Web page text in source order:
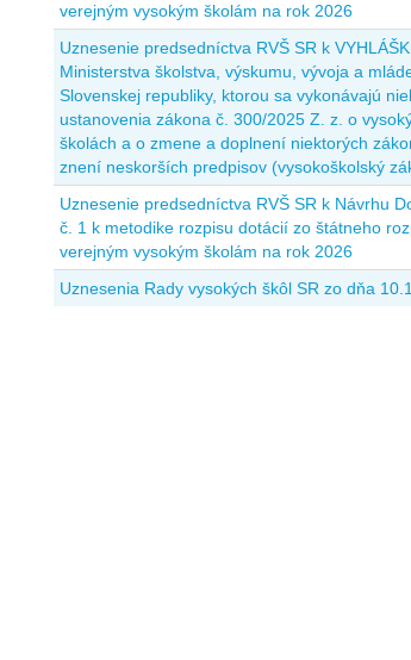
verejným vysokým školám na rok 2026
Uznesenie predsedníctva RVŠ SR k
Ministerstva školstva, výskumu, vývoja a
Slovenskej republiky, ktorou sa vykonávajú
ustanovenia zákona č. 300/2025 Z. z. o
školách a o zmene a doplnení niektorých
znení neskorších predpisov (vysokoškolský
Uznesenie predsedníctva RVŠ SR k Návrhu
č. 1 k metodike rozpisu dotácií zo štátneho
verejným vysokým školám na rok 2026
Uznesenia Rady vysokých škôl SR zo dňa